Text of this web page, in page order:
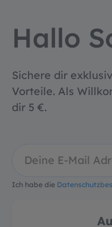
Hallo
Sichere dir
Vorteile. Als
dir 5 €.
Ich habe die